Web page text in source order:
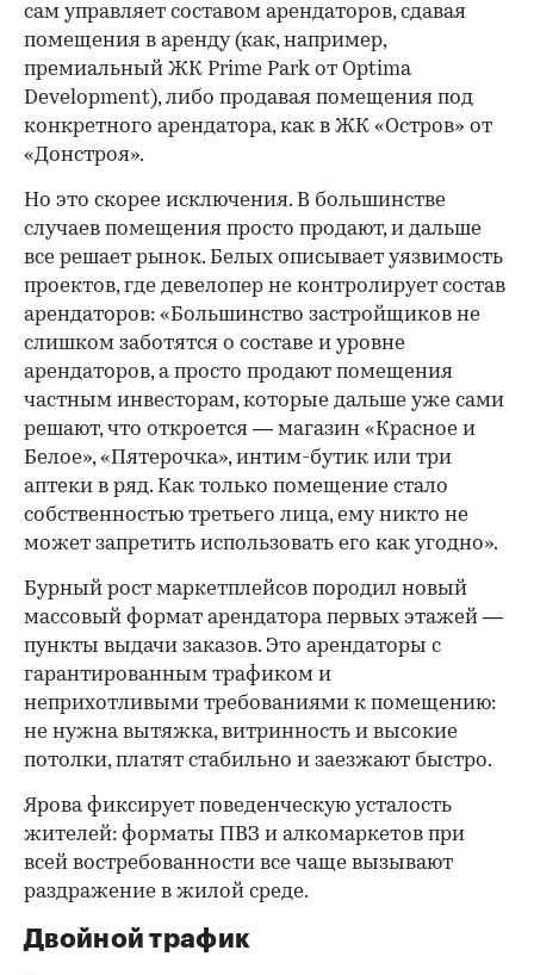
сам управляет составом арендаторов, сдавая
помещения в аренду (как, например,
премиальный ЖК Prime Park от Optima
Development), либо продавая помещения под
конкретного арендатора, как в ЖК «Остров» от
«Донстроя».
Но это скорее исключения. В большинстве
случаев помещения просто продают, и дальше
все решает рынок. Белых описывает уязвимость
проектов, где девелопер не контролирует состав
арендаторов: «Большинство застройщиков не
слишком заботятся о составе и уровне
арендаторов, а просто продают помещения
частным инвесторам, которые дальше уже сами
решают, что откроется — магазин «Красное и
Белое», «Пятерочка», интим-бутик или три
аптеки в ряд. Как только помещение стало
собственностью третьего лица, ему никто не
может запретить использовать его как угодно».
Бурный рост маркетплейсов породил новый
массовый формат арендатора первых этажей —
пункты выдачи заказов. Это арендаторы с
гарантированным трафиком и
неприхотливыми требованиями к помещению:
не нужна вытяжка, витринность и высокие
потолки, платят стабильно и заезжают быстро.
Ярова фиксирует поведенческую усталость
жителей: форматы ПВЗ и алкомаркетов при
всей востребованности все чаще вызывают
раздражение в жилой среде.
Двойной трафик